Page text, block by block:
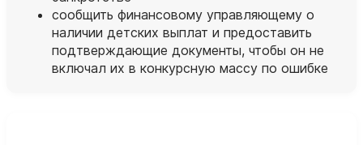
сообщить финансовому управляющему о
наличии детских выплат и предоставить
подтверждающие документы, чтобы он не
включал их в конкурсную массу по ошибке